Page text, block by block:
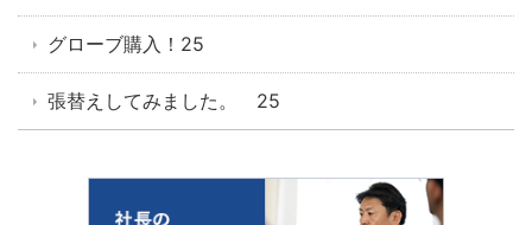
グローブ購入！25
張替えしてみました。 25